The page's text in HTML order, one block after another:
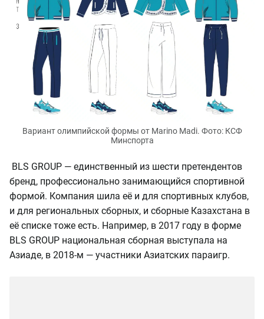
Вариант олимпийской формы от Marino Madi. Фото: КСФ
Минспорта
BLS GROUP — единственный из шести претендентов
бренд, профессионально занимающийся спортивной
формой. Компания шила её и для спортивных клубов,
и для региональных сборных, и сборные Казахстана в
её списке тоже есть. Например, в 2017 году в форме
BLS GROUP национальная сборная выступала на
Азиаде, в 2018-м — участники Азиатских параигр.